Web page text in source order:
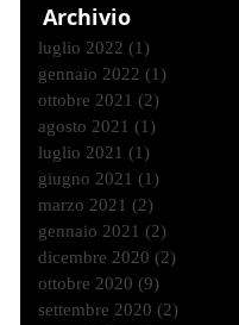
Archivio
luglio 2022 (1)
gennaio 2022 (1)
ottobre 2021 (2)
agosto 2021 (1)
luglio 2021 (1)
giugno 2021 (1)
marzo 2021 (2)
gennaio 2021 (2)
dicembre 2020 (2)
ottobre 2020 (9)
settembre 2020 (2)